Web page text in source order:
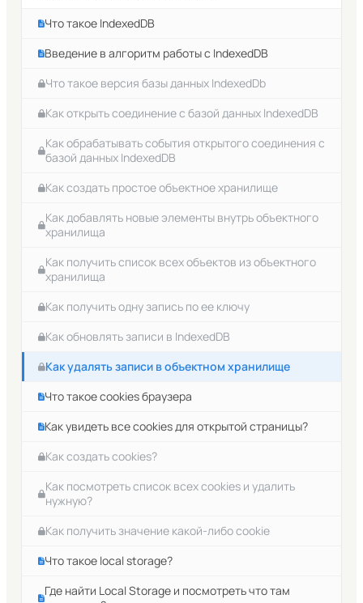
Что такое IndexedDB
Введение в алгоритм работы с IndexedDB
Что такое версия базы данных IndexedDb
Как открыть соединение с базой данных IndexedDB
Как обрабатывать события открытого соединения с
базой данных IndexedDB
Как создать простое объектное хранилище
Как добавлять новые элементы внутрь объектного
хранилища
Как получить список всех объектов из объектного
хранилища
Как получить одну запись по ее ключу
Как обновлять записи в IndexedDB
Как удалять записи в объектном хранилище
Что такое cookies браузера
Как увидеть все cookies для открытой страницы?
Как создать cookies?
Как посмотреть список всех cookies и удалить
нужную?
Как получить значение какой-либо cookie
Что такое local storage?
Где найти Local Storage и посмотреть что там